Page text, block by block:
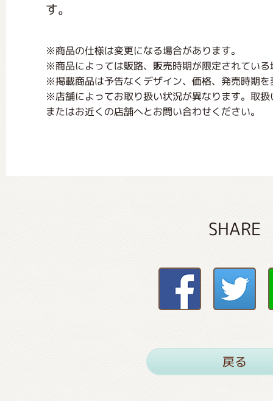
す。
※商品の仕様は変更になる場合があります。
※商品によっては販路、販売時期が限定されてい
※掲載商品は予告なくデザイン、価格、発売時期
※店舗によってお取り扱い状況が異なります。取
またはお近くの店舗へとお問い合わせください。
SHARE
戻る